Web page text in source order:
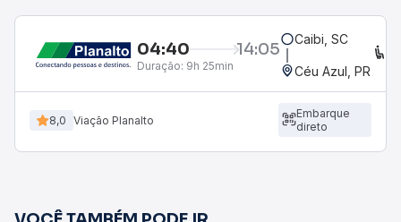
04:40 14:05
Duração: 9h 25min
Caibi, SC
Céu Azul, PR
8,0 Viação Planalto
Embarque
direto